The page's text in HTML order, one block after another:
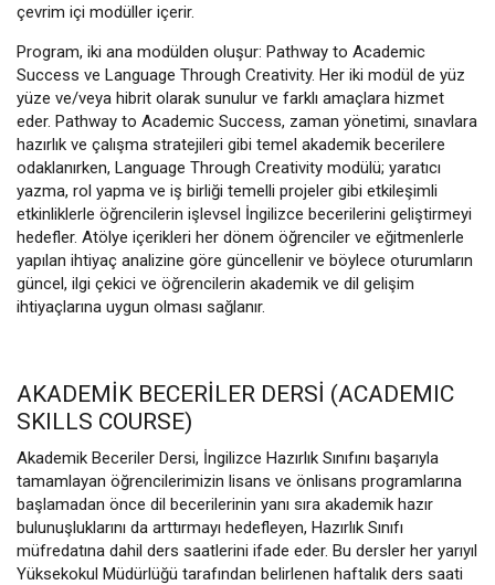
çevrim içi modüller içerir.
Program, iki ana modülden oluşur: Pathway to Academic
Success ve Language Through Creativity. Her iki modül de yüz
yüze ve/veya hibrit olarak sunulur ve farklı amaçlara hizmet
eder. Pathway to Academic Success, zaman yönetimi, sınavlara
hazırlık ve çalışma stratejileri gibi temel akademik becerilere
odaklanırken, Language Through Creativity modülü; yaratıcı
yazma, rol yapma ve iş birliği temelli projeler gibi etkileşimli
etkinliklerle öğrencilerin işlevsel İngilizce becerilerini geliştirmeyi
hedefler. Atölye içerikleri her dönem öğrenciler ve eğitmenlerle
yapılan ihtiyaç analizine göre güncellenir ve böylece oturumların
güncel, ilgi çekici ve öğrencilerin akademik ve dil gelişim
ihtiyaçlarına uygun olması sağlanır.
AKADEMİK BECERİLER DERSİ (ACADEMIC
SKILLS COURSE)
Akademik Beceriler Dersi, İngilizce Hazırlık Sınıfını başarıyla
tamamlayan öğrencilerimizin lisans ve önlisans programlarına
başlamadan önce dil becerilerinin yanı sıra akademik hazır
bulunuşluklarını da arttırmayı hedefleyen, Hazırlık Sınıfı
müfredatına dahil ders saatlerini ifade eder. Bu dersler her yarıyıl
Yüksekokul Müdürlüğü tarafından belirlenen haftalık ders saati